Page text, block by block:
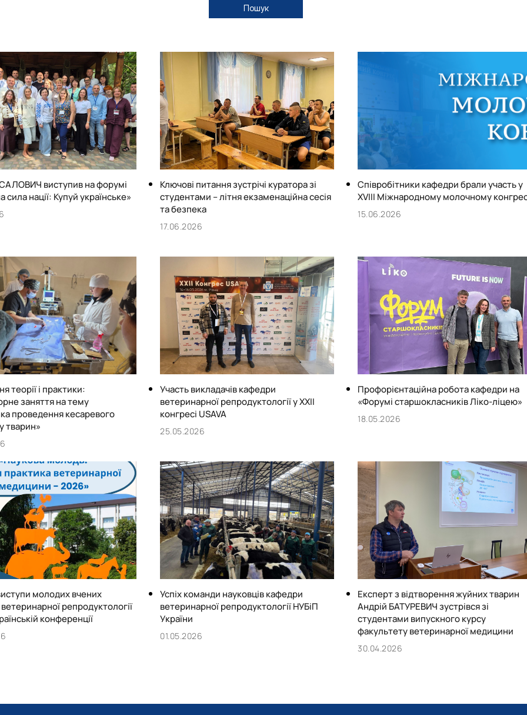
Пошук
виступив на форумі
сила нації: Купуй українське»
Ключові питання зустрічі куратора зі
студентами – літня екзаменаційна сесія
та безпека
17.06.2026
Співробітники кафедри брали участь у
XVIII Міжнародному молочному
15.06.2026
теорії і практики:
заняття на тему
проведення кесаревого
тварин»
Участь викладачів кафедри
ветеринарної репродуктології у ХХІІ
конгресі USAVA
25.05.2026
Профорієнтаційна робота кафедри на
«Форумі старшокласників Ліко-ліцею»
18.05.2026
молодих вчених
репродуктології
конференції
Успіх команди науковців кафедри
ветеринарної репродуктології НУБіП
України
01.05.2026
Експерт з відтворення жуйних тварин
Андрій БАТУРЕВИЧ зустрівся зі
студентами випускного курсу
факультету ветеринарної медицини
30.04.2026